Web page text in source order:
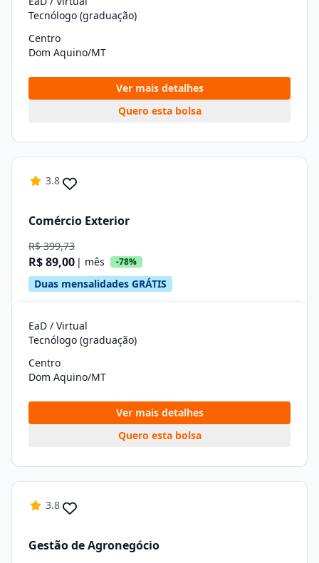
Tecnólogo (graduação)
Centro
Dom Aquino/MT
Ver mais detalhes
Quero esta bolsa
3.8
Comércio Exterior
R$ 399,73
R$ 89,00 | mês -78%
Duas mensalidades GRÁTIS
EaD / Virtual
Tecnólogo (graduação)
Centro
Dom Aquino/MT
Ver mais detalhes
Quero esta bolsa
3.8
Gestão de Agronegócio